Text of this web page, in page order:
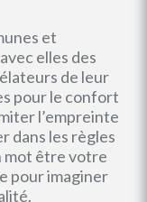
et
elles des
de leur
pour le confort
l’empreinte
dans les règles
mot être votre
pour imaginer